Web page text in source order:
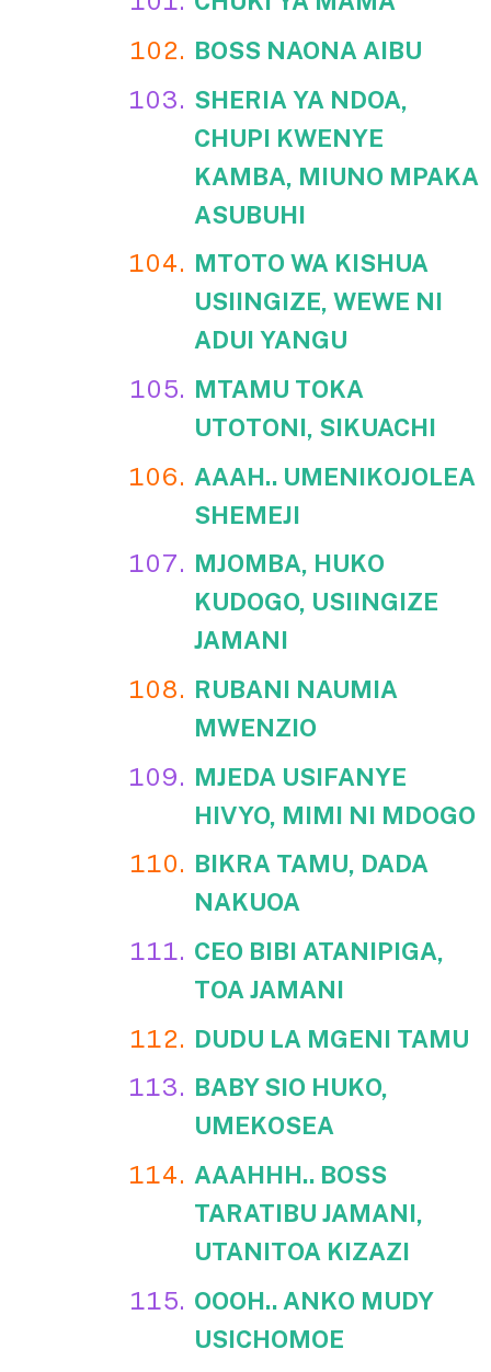
BOSS NAONA AIBU
SHERIA YA NDOA,
CHUPI KWENYE
KAMBA, MIUNO MPAKA
ASUBUHI
MTOTO WA KISHUA
USIINGIZE, WEWE NI
ADUI YANGU
MTAMU TOKA
UTOTONI, SIKUACHI
AAAH.. UMENIKOJOLEA
SHEMEJI
MJOMBA, HUKO
KUDOGO, USIINGIZE
JAMANI
RUBANI NAUMIA
MWENZIO
MJEDA USIFANYE
HIVYO, MIMI NI MDOGO
BIKRA TAMU, DADA
NAKUOA
CEO BIBI ATANIPIGA,
TOA JAMANI
DUDU LA MGENI TAMU
BABY SIO HUKO,
UMEKOSEA
AAAHHH.. BOSS
TARATIBU JAMANI,
UTANITOA KIZAZI
OOOH.. ANKO MUDY
USICHOMOE